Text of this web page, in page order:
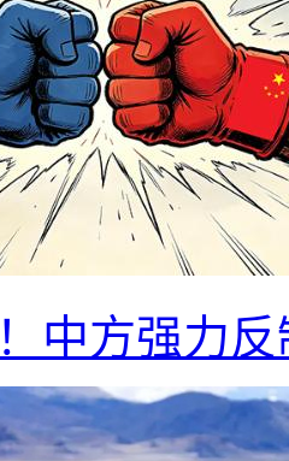
中方强力